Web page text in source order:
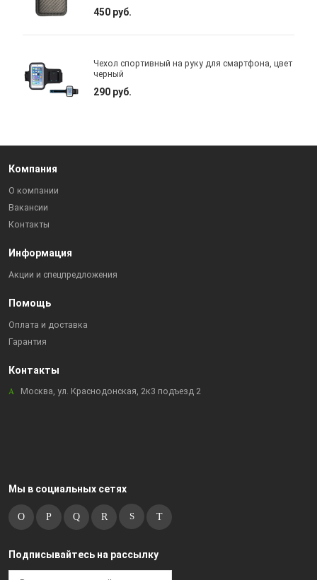
450 руб.
Чехол спортивный на руку для смартфона, цвет
черный
290 руб.
Компания
О компании
Вакансии
Контакты
Информация
Акции и спецпредложения
Помощь
Оплата и доставка
Гарантия
Контакты
Москва, ул. Краснодонская, 2к3 подъезд 2
Мы в социальных сетях
Подписывайтесь на рассылку